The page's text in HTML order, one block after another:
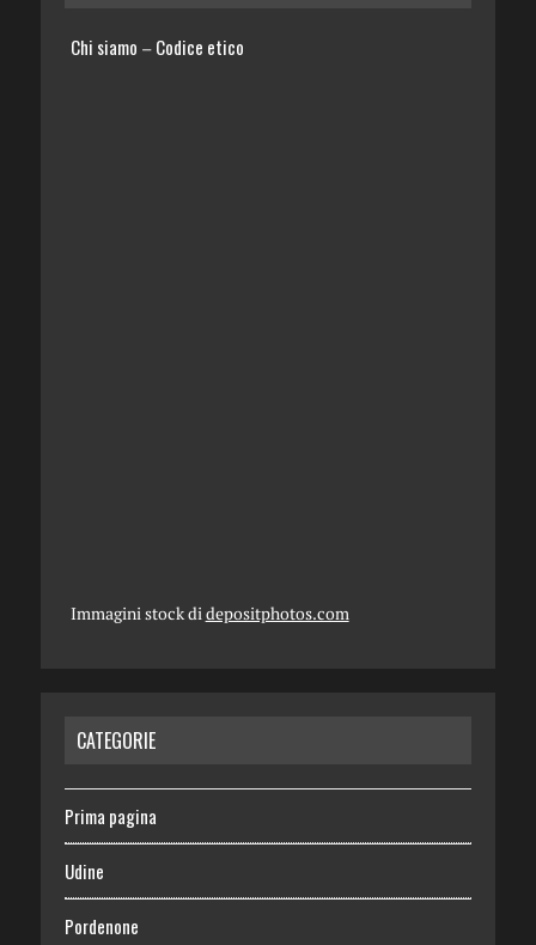
Chi siamo – Codice etico
Immagini stock di depositphotos.com
CATEGORIE
Prima pagina
Udine
Pordenone